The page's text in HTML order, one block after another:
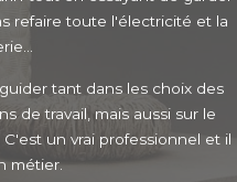
refaire toute l'électricité et la
tant dans les choix des
de travail, mais aussi sur le
un vrai professionnel et il
métier.